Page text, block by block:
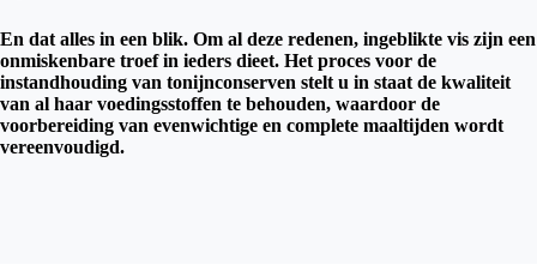
En dat alles in een blik. Om al deze redenen, ingeblikte vis zijn een
onmiskenbare troef in ieders dieet. Het proces voor de
instandhouding van tonijnconserven stelt u in staat de kwaliteit
van al haar voedingsstoffen te behouden, waardoor de
voorbereiding van evenwichtige en complete maaltijden wordt
vereenvoudigd.